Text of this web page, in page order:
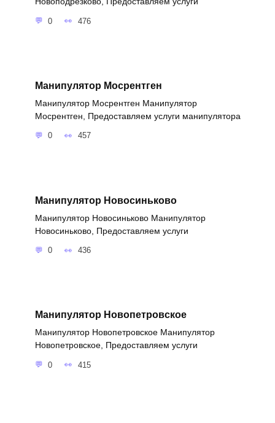
0 476
Манипулятор Мосрентген
Манипулятор Мосрентген Манипулятор
Мосрентген, Предоставляем услуги манипулятора
0 457
Манипулятор Новосиньково
Манипулятор Новосиньково Манипулятор
Новосиньково, Предоставляем услуги
0 436
Манипулятор Новопетровское
Манипулятор Новопетровское Манипулятор
Новопетровское, Предоставляем услуги
0 415